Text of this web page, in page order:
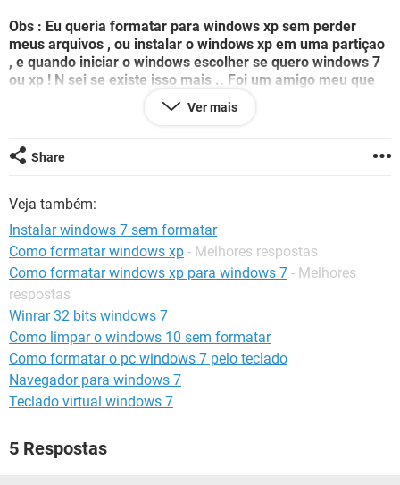
Obs : Eu queria formatar para windows xp sem perder
meus arquivos , ou instalar o windows xp em uma partiçao
, e quando iniciar o windows escolher se quero windows 7
ou xp ! N sei se existe isso mais .. Foi um amigo meu que
disse . So que n levei muita fe.
Ver mais
Share
Veja também:
Instalar windows 7 sem formatar
Como formatar windows xp - Melhores respostas
Como formatar windows xp para windows 7 - Melhores
respostas
Winrar 32 bits windows 7
Como limpar o windows 10 sem formatar
Como formatar o pc windows 7 pelo teclado
Navegador para windows 7
Teclado virtual windows 7
5 Respostas